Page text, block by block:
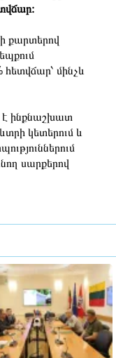
քարտերով
մինչև
է ինքնաշխատ
կետերում և
սարքերով